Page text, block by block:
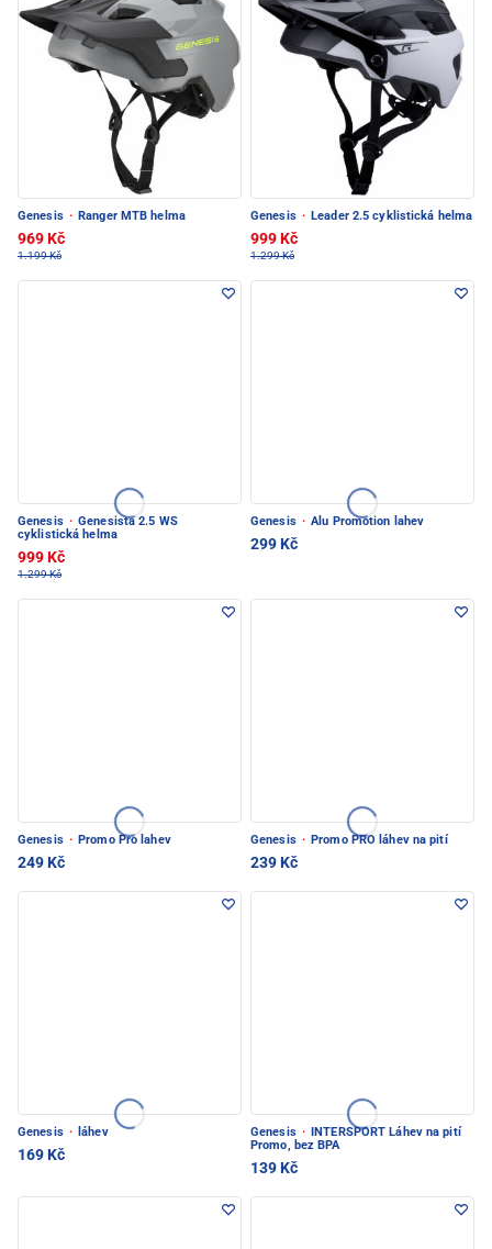
Genesis · Ranger MTB helma
969 Kč
1.199 Kč
Genesis · Leader 2.5 cyklistická helma
999 Kč
1.299 Kč
Genesis · Genesista 2.5 WS
cyklistická helma
999 Kč
1.299 Kč
Genesis · Alu Promotion lahev
299 Kč
Genesis · Promo Pro lahev
249 Kč
Genesis · Promo PRO láhev na pití
239 Kč
Genesis · láhev
169 Kč
Genesis ·
INTERSPORT Láhev na pití
Promo, bez BPA
139 Kč